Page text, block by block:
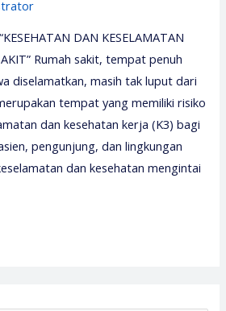
DAN KESELAMATAN
Rumah sakit, tempat penuh
diselamatkan, masih tak luput dari
tempat yang memiliki risiko
dan kesehatan kerja (K3) bagi
pengunjung, dan lingkungan
dan kesehatan mengintai